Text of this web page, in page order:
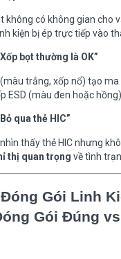
không có không gian cho
kiện bị ép trực tiếp vào
bọt thường là OK”
trắng, xốp nổ) tạo
ESD (màu đen hoặc hồng)
qua thẻ HIC”
thấy thẻ HIC nhưng
thị quan trọng về tình
Gói Linh
Gói Đúng